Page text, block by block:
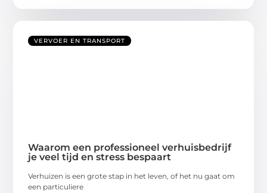
VERVOER EN TRANSPORT
Waarom een professioneel verhuisbedrijf
je veel tijd en stress bespaart
Verhuizen is een grote stap in het leven, of het nu gaat om
een particuliere